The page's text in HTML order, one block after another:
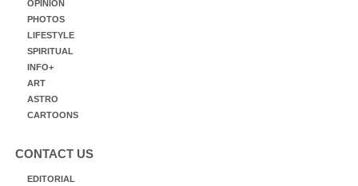
OPINION
PHOTOS
LIFESTYLE
SPIRITUAL
INFO+
ART
ASTRO
CARTOONS
CONTACT US
EDITORIAL